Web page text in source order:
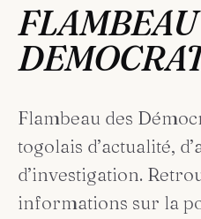
Flambeau des
togolais d’actualité,
d’investigation.
informations sur la